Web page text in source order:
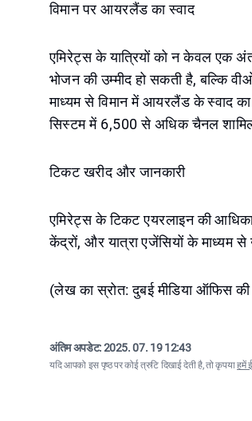
विमान पर आयरलैंड का स्वाद
एमिरेट्स के यात्रियों को न केवल एक
भोजन की उम्मीद हो सकती है, बल्कि
माध्यम से विमान में आयरलैंड के स्वाद
सिस्टम में 6,500 से अधिक चैनल
टिकट खरीद और जानकारी
एमिरेट्स के टिकट एयरलाइन की
केंद्रों, और यात्रा एजेंसियों के माध्यम
(लेख का स्रोत: दुबई मीडिया ऑफिस की
अंतिम अपडेट:2025. 07. 19 12:43
यदि आपको इस पृष्ठ पर कोई त्रुटि दिखाई देती है, तो कृपयाहमें